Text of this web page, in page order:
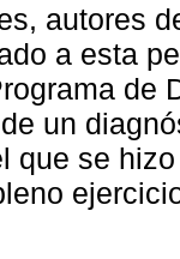
autores
a esta
de
un
que se